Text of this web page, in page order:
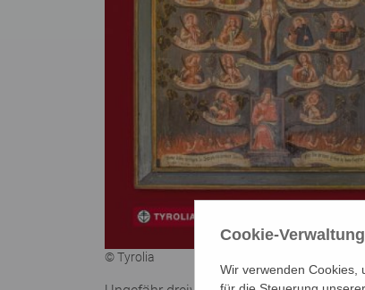
© Tyrolia
Cookie-Verwaltung
Wir verwenden Cookies,